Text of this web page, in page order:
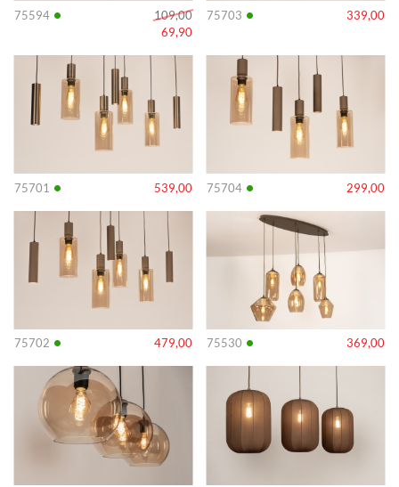
75594 •
109,00
69,90
75703 • 339,00
75701 • 539,00
Info
75704 • 299,00
Info
75702 • 479,00
Info
75530 • 369,00
Info
Info Info